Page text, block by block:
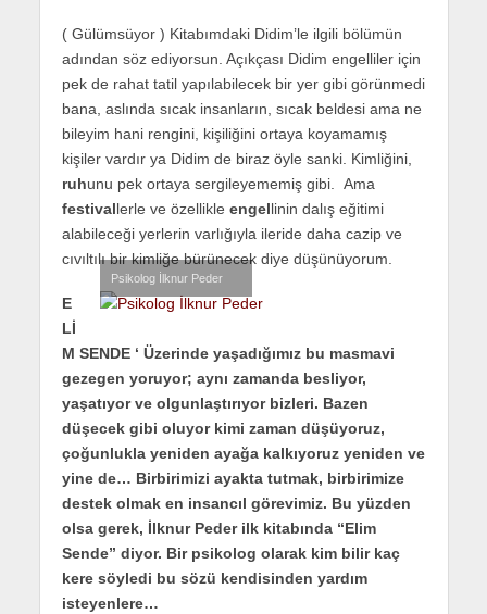
( Gülümsüyor ) Kitabımdaki Didim’le ilgili bölümün
adından söz ediyorsun. Açıkçası Didim engelliler için
pek de rahat tatil yapılabilecek bir yer gibi görünmedi
bana, aslında sıcak insanların, sıcak beldesi ama ne
bileyim hani rengini, kişiliğini ortaya koyamamış
kişiler vardır ya Didim de biraz öyle sanki. Kimliğini,
ruhunu pek ortaya sergileyememiş gibi. Ama
festivallerle ve özellikle engellinin dalış eğitimi
alabileceği yerlerin varlığıyla ileride daha cazip ve
cıvıltılı bir kimliğe bürünecek diye düşünüyorum.
Psikolog İlknur Peder
E
Lİ
M SENDE ‘ Üzerinde yaşadığımız bu masmavi
gezegen yoruyor; aynı zamanda besliyor,
yaşatıyor ve olgunlaştırıyor bizleri. Bazen
düşecek gibi oluyor kimi zaman düşüyoruz,
çoğunlukla yeniden ayağa kalkıyoruz yeniden ve
yine de… Birbirimizi ayakta tutmak, birbirimize
destek olmak en insancıl görevimiz. Bu yüzden
olsa gerek, İlknur Peder ilk kitabında “Elim
Sende” diyor. Bir psikolog olarak kim bilir kaç
kere söyledi bu sözü kendisinden yardım
isteyenlere…